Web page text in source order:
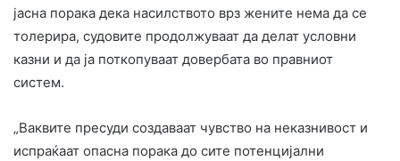
јасна порака дека насилството врз жените нема да се
толерира, судовите продолжуваат да делат условни
казни и да ја поткопуваат довербата во правниот
систем.
„Ваквите пресуди создаваат чувство на неказнивост и
испраќаат опасна порака до сите потенцијални